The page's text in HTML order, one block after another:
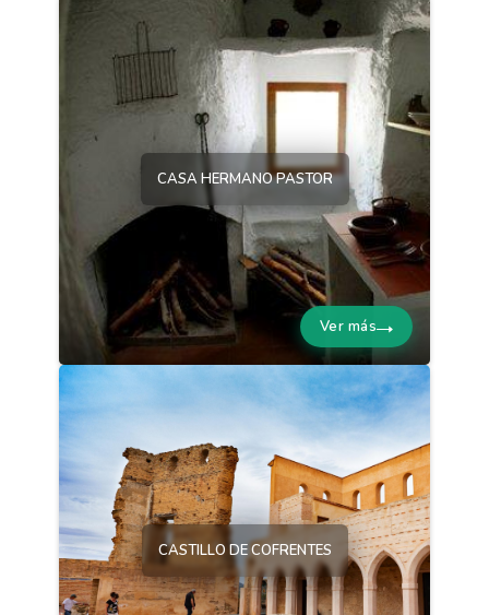
CASA HERMANO PASTOR
Ver más
CASTILLO DE COFRENTES